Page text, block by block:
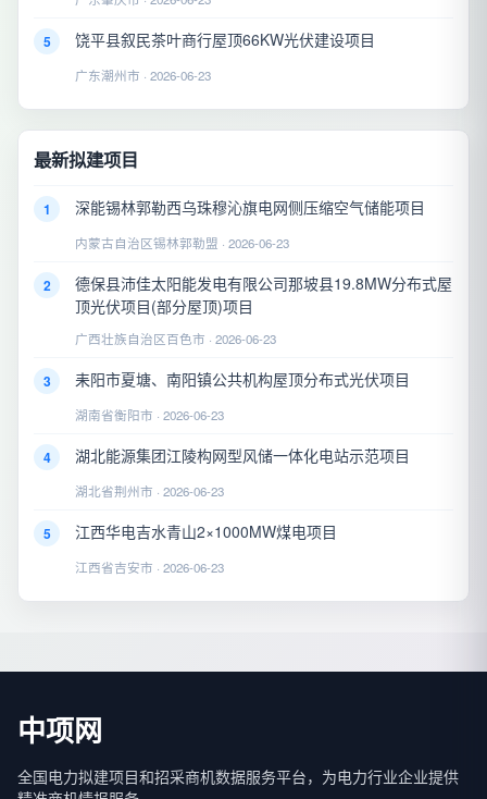
5 饶平县叙民茶叶商行屋顶66KW光伏建设项目
广东潮州市 · 2026-06-23
最新拟建项目
1 深能锡林郭勒西乌珠穆沁旗电网侧压缩空气储能项目
内蒙古自治区锡林郭勒盟 · 2026-06-23
2
德保县沛佳太阳能发电有限公司那坡县19.8MW分布式屋
顶光伏项目(部分屋顶)项目
广西壮族自治区百色市 · 2026-06-23
3 耒阳市夏塘、南阳镇公共机构屋顶分布式光伏项目
湖南省衡阳市 · 2026-06-23
4 湖北能源集团江陵构网型风储一体化电站示范项目
湖北省荆州市 · 2026-06-23
5 江西华电吉水青山2×1000MW煤电项目
江西省吉安市 · 2026-06-23
中项网
全国电力拟建项目和招采商机数据服务平台，为电力行业企业提供